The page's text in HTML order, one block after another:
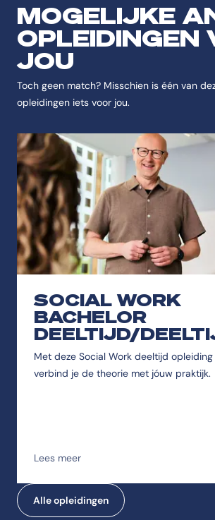
MOGELIJKE
OPLEIDINGEN
JOU
Toch geen match? Misschien is één van
opleidingen iets voor jou.
SOCIAL WORK
BACHELOR
DEELTIJD/
Met deze Social Work deeltijd opleiding
verbind je de theorie met jóuw praktijk.
Lees meer
Alle opleidingen